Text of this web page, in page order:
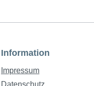
Information
Impressum